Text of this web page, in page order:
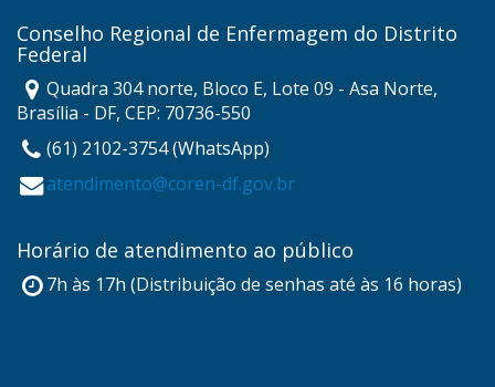
Conselho Regional de Enfermagem do Distrito
Federal
Quadra 304 norte, Bloco E, Lote 09 - Asa Norte,
Brasília - DF, CEP: 70736-550
(61) 2102-3754 (WhatsApp)
atendimento@coren-df.gov.br
Horário de atendimento ao público
7h às 17h (Distribuição de senhas até às 16 horas)